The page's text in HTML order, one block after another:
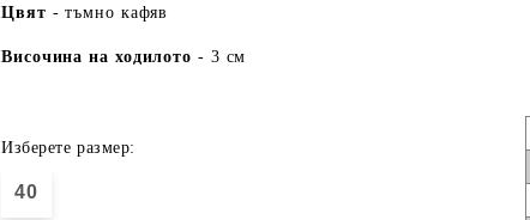
Цвят - тъмно кафяв
Височина на ходилото - 3 см
Изберете размер:
40